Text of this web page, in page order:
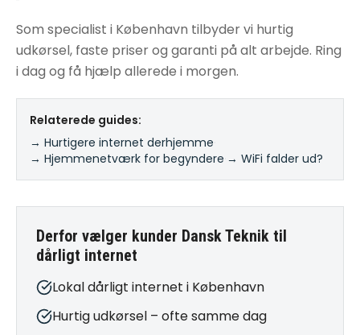
Som specialist i København tilbyder vi hurtig
udkørsel, faste priser og garanti på alt arbejde. Ring
i dag og få hjælp allerede i morgen.
Relaterede guides:
→ Hurtigere internet derhjemme
→ Hjemmenetværk for begyndere → WiFi falder ud?
Derfor vælger kunder Dansk Teknik til
dårligt internet
Lokal dårligt internet i København
Hurtig udkørsel – ofte samme dag